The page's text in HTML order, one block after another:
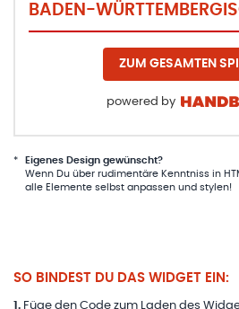
ZUM GESAMTEN
powered by
*
Eigenes Design gewünscht?
Wenn Du über rudimentäre Kenntniss in
alle Elemente selbst anpassen und stylen!
SO BINDEST DU DAS WIDGET EIN:
1 . Füge den Code zum Laden des